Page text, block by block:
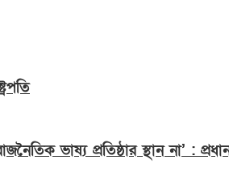
ভাষ্য প্রতিষ্ঠার স্থান না’ :